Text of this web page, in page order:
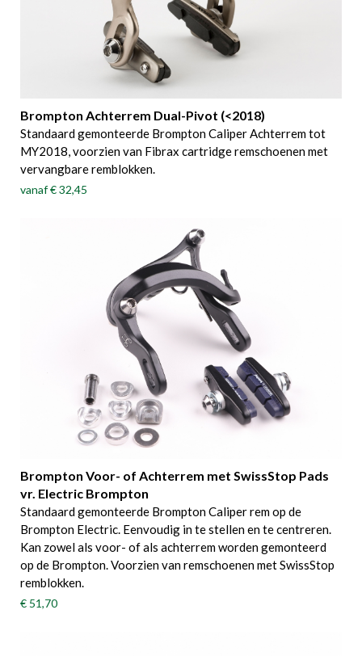
Brompton Achterrem Dual-Pivot (<2018)
Standaard gemonteerde Brompton Caliper Achterrem tot
MY2018, voorzien van Fibrax cartridge remschoenen met
vervangbare remblokken.
vanaf€ 32,45
Brompton Voor- of Achterrem met SwissStop Pads
vr. Electric Brompton
Standaard gemonteerde Brompton Caliper rem op de
Brompton Electric. Eenvoudig in te stellen en te centreren.
Kan zowel als voor- of als achterrem worden gemonteerd
op de Brompton. Voorzien van remschoenen met SwissStop
remblokken.
€ 51,70